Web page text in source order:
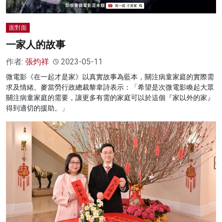
面對面
一家人的故事
作者: 張灼祥 2023-05-11
微電影《在一起才是家》以真實故事為藍本，關注病童家庭的實際需
求及情緒。麥當勞行政總裁黎韋詩表示：「希望是次微電影喚起大眾
關注病童家庭的需要，讓更多有需的家庭可以於這個『家以外的家』
得到適切的援助。」